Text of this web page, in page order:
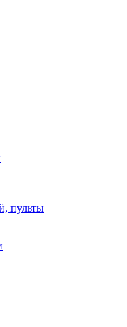
пульты